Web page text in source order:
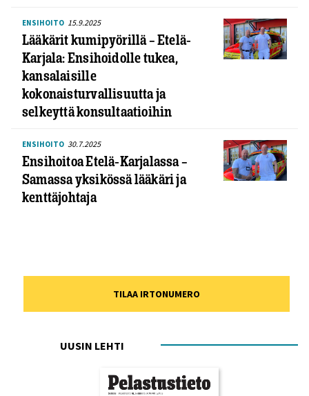
ENSIHOITO 15.9.2025
Lääkärit kumipyörillä – Etelä-
Karjala: Ensihoidolle tukea,
kansalaisille
kokonaisturvallisuutta ja
selkeyttä konsultaatioihin
ENSIHOITO 30.7.2025
Ensihoitoa Etelä-Karjalassa –
Samassa yksikössä lääkäri ja
kenttäjohtaja
TILAA IRTONUMERO
UUSIN LEHTI